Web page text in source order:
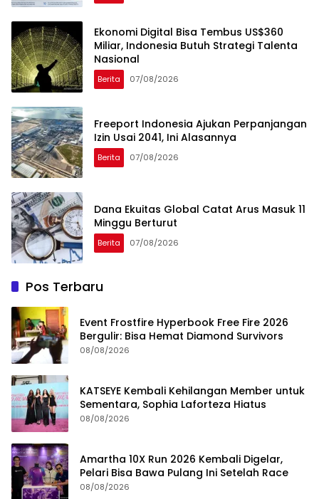
Ekonomi Digital Bisa Tembus US$360
Miliar, Indonesia Butuh Strategi Talenta
Nasional
Berita 07/08/2026
Freeport Indonesia Ajukan Perpanjangan
Izin Usai 2041, Ini Alasannya
Berita 07/08/2026
Dana Ekuitas Global Catat Arus Masuk 11
Minggu Berturut
Berita 07/08/2026
Pos Terbaru
Event Frostfire Hyperbook Free Fire 2026
Bergulir: Bisa Hemat Diamond Survivors
08/08/2026
KATSEYE Kembali Kehilangan Member untuk
Sementara, Sophia Laforteza Hiatus
08/08/2026
Amartha 10X Run 2026 Kembali Digelar,
Pelari Bisa Bawa Pulang Ini Setelah Race
08/08/2026